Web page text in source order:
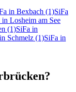
in Bexbach (1)SiFa
in Losheim am See
(1)SiFa in
Schmelz (1)SiFa in